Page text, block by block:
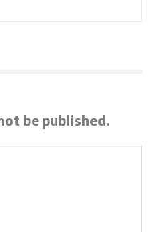
be published.